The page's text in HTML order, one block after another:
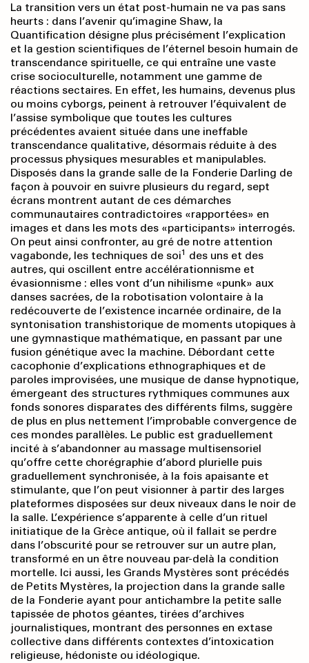
La transition vers un état post-humain ne va pas sans
heurts : dans l’avenir qu’imagine Shaw, la
Quantification désigne plus précisément l’explication
et la gestion scientifiques de l’éternel besoin humain de
transcendance spirituelle, ce qui entraîne une vaste
crise socioculturelle, notamment une gamme de
réactions sectaires. En effet, les humains, devenus plus
ou moins cyborgs, peinent à retrouver l’équivalent de
l’assise symbolique que toutes les cultures
précédentes avaient située dans une ineffable
transcendance qualitative, désormais réduite à des
processus physiques mesurables et manipulables.
Disposés dans la grande salle de la Fonderie Darling de
façon à pouvoir en suivre plusieurs du regard, sept
écrans montrent autant de ces démarches
communautaires contradictoires «rapportées» en
images et dans les mots des «participants» interrogés.
On peut ainsi confronter, au gré de notre attention
vagabonde, les techniques de soi1 des uns et des
autres, qui oscillent entre accélérationnisme et
évasionnisme : elles vont d’un nihilisme «punk» aux
danses sacrées, de la robotisation volontaire à la
redécouverte de l’existence incarnée ordinaire, de la
syntonisation transhistorique de moments utopiques à
une gymnastique mathématique, en passant par une
fusion génétique avec la machine. Débordant cette
cacophonie d’explications ethnographiques et de
paroles improvisées, une musique de danse hypnotique,
émergeant des structures rythmiques communes aux
fonds sonores disparates des différents films, suggère
de plus en plus nettement l’improbable convergence de
ces mondes parallèles. Le public est graduellement
incité à s’abandonner au massage multisensoriel
qu’offre cette chorégraphie d’abord plurielle puis
graduellement synchronisée, à la fois apaisante et
stimulante, que l’on peut visionner à partir des larges
plateformes disposées sur deux niveaux dans le noir de
la salle. L’expérience s’apparente à celle d’un rituel
initiatique de la Grèce antique, où il fallait se perdre
dans l’obscurité pour se retrouver sur un autre plan,
transformé en un être nouveau par-delà la condition
mortelle. Ici aussi, les Grands Mystères sont précédés
de Petits Mystères, la projection dans la grande salle
de la Fonderie ayant pour antichambre la petite salle
tapissée de photos géantes, tirées d’archives
journalistiques, montrant des personnes en extase
collective dans différents contextes d’intoxication
religieuse, hédoniste ou idéologique.